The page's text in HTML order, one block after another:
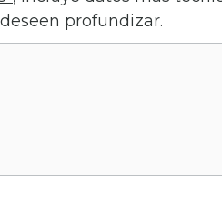
profundizar.